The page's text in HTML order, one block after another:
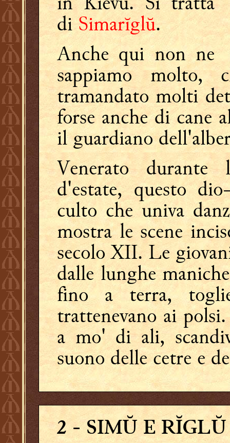
diSimarĭglŭ.
Anche qui non ne
sappiamo
tramandato molti
forse anche di cane
il guardiano
Venerato durante
d'estate, questo
culto che univa
mostra le scene
secolo XII. Le
dalle lunghe
fino a terra,
trattenevano ai
a mo' di ali,
suono delle cetre e
2- SIMŬ E RĬGLŬ